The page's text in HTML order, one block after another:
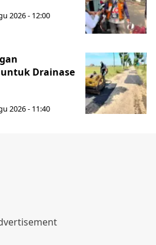
2026 - 12:00
Drainase
2026 - 11:40